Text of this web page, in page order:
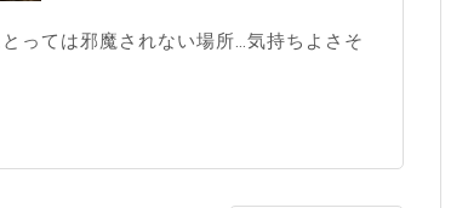
っては邪魔されない場所…気持ちよさそ